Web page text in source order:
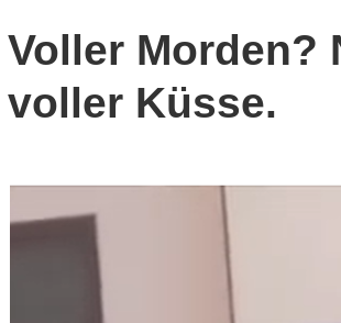
Voller Morden?
voller Küsse.